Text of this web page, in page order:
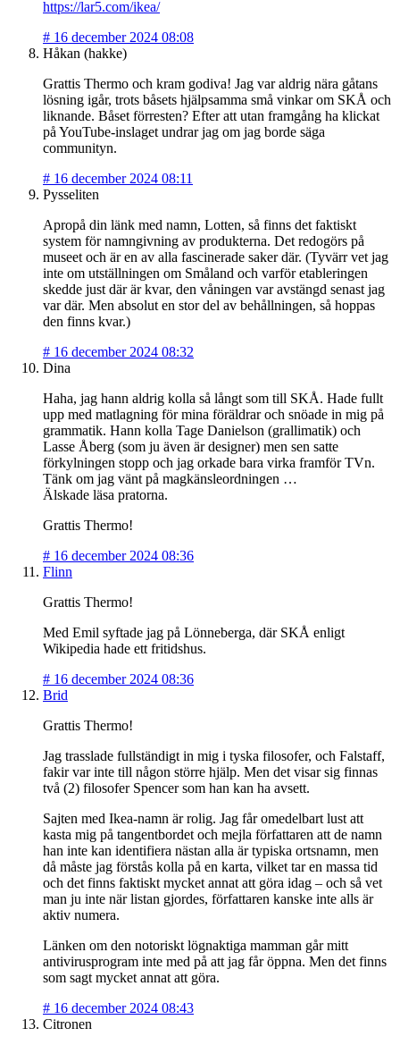
https://lar5.com/ikea/
# 16 december 2024 08:08
Håkan (hakke)
Grattis Thermo och kram godiva! Jag var aldrig nära gåtans
lösning igår, trots båsets hjälpsamma små vinkar om SKÅ och
liknande. Båset förresten? Efter att utan framgång ha klickat
på YouTube-inslaget undrar jag om jag borde säga
communityn.
# 16 december 2024 08:11
Pysseliten
Apropå din länk med namn, Lotten, så finns det faktiskt
system för namngivning av produkterna. Det redogörs på
museet och är en av alla fascinerade saker där. (Tyvärr vet jag
inte om utställningen om Småland och varför etableringen
skedde just där är kvar, den våningen var avstängd senast jag
var där. Men absolut en stor del av behållningen, så hoppas
den finns kvar.)
# 16 december 2024 08:32
Dina
Haha, jag hann aldrig kolla så långt som till SKÅ. Hade fullt
upp med matlagning för mina föräldrar och snöade in mig på
grammatik. Hann kolla Tage Danielson (grallimatik) och
Lasse Åberg (som ju även är designer) men sen satte
förkylningen stopp och jag orkade bara virka framför TVn.
Tänk om jag vänt på magkänsleordningen …
Älskade läsa pratorna.
Grattis Thermo!
# 16 december 2024 08:36
Flinn
Grattis Thermo!
Med Emil syftade jag på Lönneberga, där SKÅ enligt
Wikipedia hade ett fritidshus.
# 16 december 2024 08:36
Brid
Grattis Thermo!
Jag trasslade fullständigt in mig i tyska filosofer, och Falstaff,
fakir var inte till någon större hjälp. Men det visar sig finnas
två (2) filosofer Spencer som han kan ha avsett.
Sajten med Ikea-namn är rolig. Jag får omedelbart lust att
kasta mig på tangentbordet och mejla författaren att de namn
han inte kan identifiera nästan alla är typiska ortsnamn, men
då måste jag förstås kolla på en karta, vilket tar en massa tid
och det finns faktiskt mycket annat att göra idag – och så vet
man ju inte när listan gjordes, författaren kanske inte alls är
aktiv numera.
Länken om den notoriskt lögnaktiga mamman går mitt
antivirusprogram inte med på att jag får öppna. Men det finns
som sagt mycket annat att göra.
# 16 december 2024 08:43
Citronen